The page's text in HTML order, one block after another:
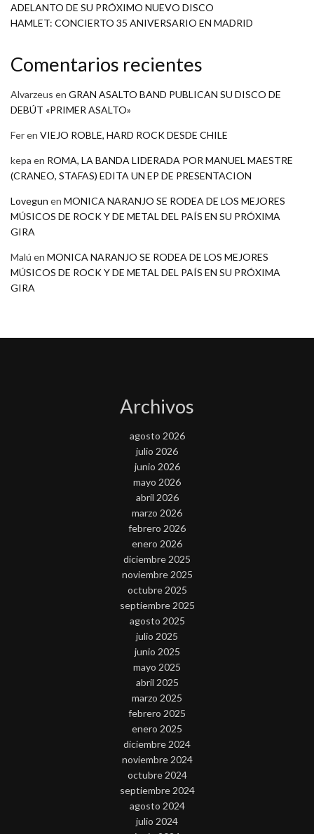
ADELANTO DE SU PRÓXIMO NUEVO DISCO
HAMLET: CONCIERTO 35 ANIVERSARIO EN MADRID
Comentarios recientes
Alvarzeus en GRAN ASALTO BAND PUBLICAN SU DISCO DE
DEBÚT «PRIMER ASALTO»
Feren VIEJO ROBLE, HARD ROCK DESDE CHILE
kepa en ROMA, LA BANDA LIDERADA POR MANUEL MAESTRE
(CRANEO, STAFAS) EDITA UN EP DE PRESENTACION
Lovegun en MONICA NARANJO SE RODEA DE LOS MEJORES
MÚSICOS DE ROCK Y DE METAL DEL PAÍS EN SU PRÓXIMA
GIRA
Malú en MONICA NARANJO SE RODEA DE LOS MEJORES
MÚSICOS DE ROCK Y DE METAL DEL PAÍS EN SU PRÓXIMA
GIRA
Archivos
agosto 2026
julio 2026
junio 2026
mayo 2026
abril 2026
marzo 2026
febrero 2026
enero 2026
diciembre 2025
noviembre 2025
octubre 2025
septiembre 2025
agosto 2025
julio 2025
junio 2025
mayo 2025
abril 2025
marzo 2025
febrero 2025
enero 2025
diciembre 2024
noviembre 2024
octubre 2024
septiembre 2024
agosto 2024
julio 2024